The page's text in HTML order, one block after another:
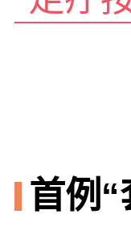
首例